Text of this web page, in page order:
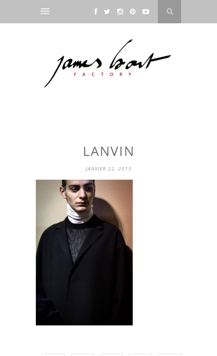
LANVIN
JANVIER 22, 2013